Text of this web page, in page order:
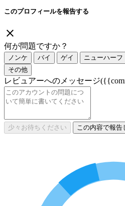
このプロフィールを報告する
何が問題ですか？
ノンケ バイ ゲイ ニューハーフ
その他
レビュアーへのメッセージ
少々お待ちください この内容で報告